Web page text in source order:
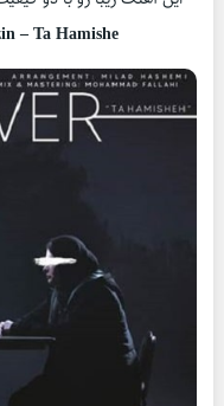
– Ta Hamishe